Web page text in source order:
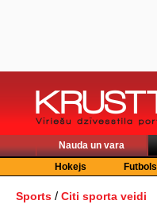
Nauda un vara
Hokejs
Futbols
Sports / Citi sporta veidi